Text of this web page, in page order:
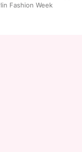
Fashion Week